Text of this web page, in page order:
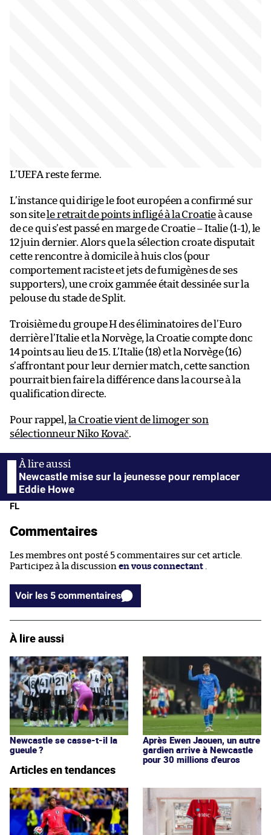
L’UEFA reste ferme.
L’instance qui dirige le foot européen a confirmé sur
son sitele retrait de points infligé à la Croatieà cause
de ce qui s’est passé en marge de Croatie – Italie (1-1), le
12 juin dernier. Alors que la sélection croate disputait
cette rencontre à domicile à huis clos (pour
comportement raciste et jets de fumigènes de ses
supporters), une croix gammée était dessinée sur la
pelouse du stade de Split.
Troisième du groupe H des éliminatoires de l’Euro
derrière l’Italie et la Norvège, la Croatie compte donc
14 points au lieu de 15. L’Italie (18) et la Norvège (16)
s’affrontant pour leur dernier match, cette sanction
pourrait bien faire la différence dans la course à la
qualification directe.
Pour rappel, la Croatie vient de limoger son
sélectionneur Niko Kovač.
Newcastle mise sur la jeunesse pour remplacer
Eddie Howe
FL
Commentaires
Les membres ont posté 5 commentaires sur cet article.
Participez à la discussion en vous connectant
Voir les 5 commentaires
À lire aussi
Newcastle se casse-t-il la
gueule ?
Après Ewen Jaouen, un autre
gardien arrive à Newcastle
pour 30 millions d'euros
Articles en tendances